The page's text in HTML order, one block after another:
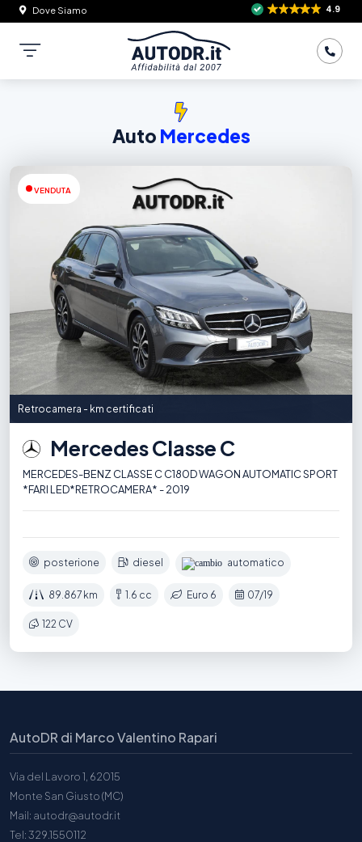
Dove Siamo 4.9
Auto Mercedes
VENDUTA
Retrocamera - km certificati
Mercedes Classe C
MERCEDES-BENZ CLASSE C C180D WAGON AUTOMATIC SPORT
*FARI LED*RETROCAMERA* - 2019
posterione diesel automatico
89.867 km 1.6 cc Euro 6 07/19
122 CV
AutoDR di Marco Valentino Rapari
Via del Lavoro 1, 62015
Monte San Giusto (MC)
Mail: autodr@autodr.it
Tel: 329.1550112